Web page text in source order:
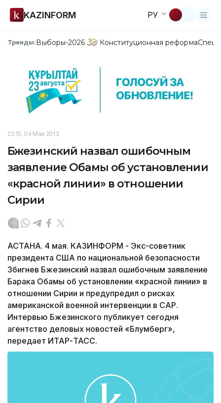
KAZINFORM РУ
Тренды:Выборы-2026 Конституционная реформа
22:15, 04 Мая 2013
Бжезинский назвал ошибочным
заявление Обамы об установлении
«красной линии» в отношении
Сирии
АСТАНА. 4 мая. КАЗИНФОРМ - Экс-советник
президента США по национальной безопасности
Збигнев Бжезинский назвал ошибочным заявление
Барака Обамы об установлении «красной линии» в
отношении Сирии и предупредил о рисках
американской военной интервенции в САР.
Интервью Бжезинского публикует сегодня
агентство деловых новостей «Блумберг»,
передает ИТАР-ТАСС.